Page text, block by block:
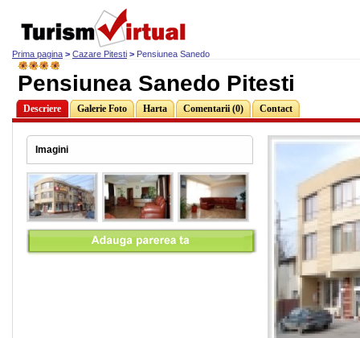
Prima pagina > Cazare Pitesti > Pensiunea Sanedo
Pensiunea Sanedo Pitesti
Descriere Galerie Foto Harta Comentarii (0) Contact
Imagini